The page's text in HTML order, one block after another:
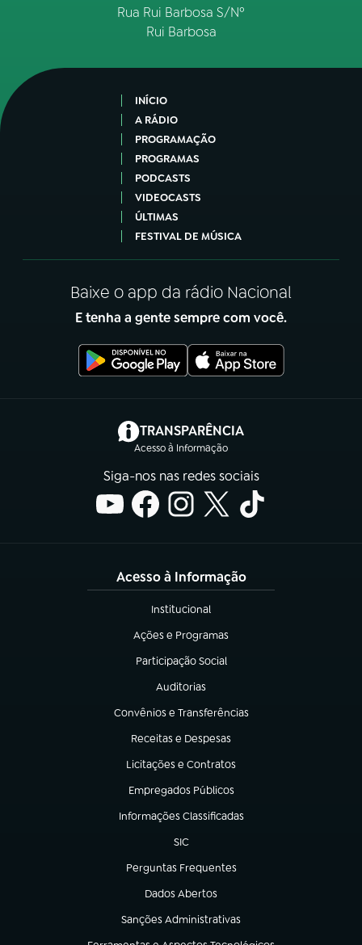
Rua Rui Barbosa S/Nº
Rui Barbosa
INÍCIO
A RÁDIO
PROGRAMAÇÃO
PROGRAMAS
PODCASTS
VIDEOCASTS
ÚLTIMAS
FESTIVAL DE MÚSICA
Baixe o app da rádio Nacional
E tenha a gente sempre com você.
TRANSPARÊNCIA
Acesso à Informação
(abre em nova aba)
Siga-nos nas redes sociais
Acesso à Informação
Institucional
(abre em nova aba)
Ações e Programas
(abre em nova aba)
Participação Social
(abre em nova aba)
Auditorias
(abre em nova aba)
Convênios e Transferências
(abre em nova aba)
Receitas e Despesas
(abre em nova aba)
Licitações e Contratos
(abre em nova aba)
Empregados Públicos
(abre em nova aba)
Informações Classificadas
(abre em nova aba)
SIC
(abre em nova aba)
Perguntas Frequentes
(abre em nova aba)
Dados Abertos
(abre em nova aba)
Sanções Administrativas
(abre em nova aba)